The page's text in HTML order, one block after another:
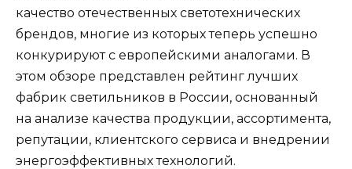
качество отечественных светотехнических
брендов, многие из которых теперь успешно
конкурируют с европейскими аналогами. В
этом обзоре представлен рейтинг лучших
фабрик светильников в России, основанный
на анализе качества продукции, ассортимента,
репутации, клиентского сервиса и внедрении
энергоэффективных технологий.